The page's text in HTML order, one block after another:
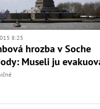
8:25
hrozba v Soche
Museli ju